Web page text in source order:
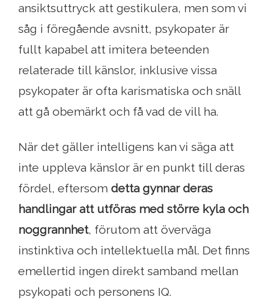
ansiktsuttryck att gestikulera, men som vi
såg i föregående avsnitt, psykopater är
fullt kapabel att imitera beteenden
relaterade till känslor, inklusive vissa
psykopater är ofta karismatiska och snäll
att gå obemärkt och få vad de vill ha.
När det gäller intelligens kan vi säga att
inte uppleva känslor är en punkt till deras
fördel, eftersom detta gynnar deras
handlingar att utföras med större kyla och
noggrannhet, förutom att överväga
instinktiva och intellektuella mål. Det finns
emellertid ingen direkt samband mellan
psykopati och personens IQ.